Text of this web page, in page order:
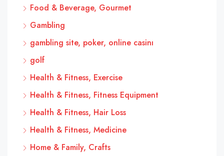
Food & Beverage, Gourmet
Gambling
gambling site, poker, online casinı
golf
Health & Fitness, Exercise
Health & Fitness, Fitness Equipment
Health & Fitness, Hair Loss
Health & Fitness, Medicine
Home & Family, Crafts